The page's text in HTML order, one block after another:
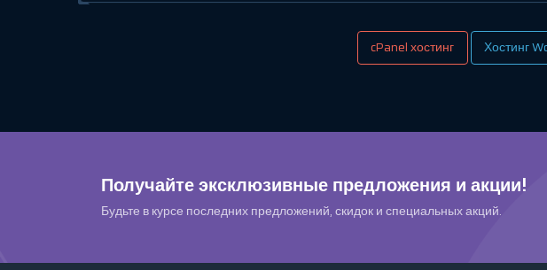
cPanel хостинг Хостинг
Получайте эксклюзивные предложения и акции!
Будьте в курсе последних предложений, скидок и специальных акций.